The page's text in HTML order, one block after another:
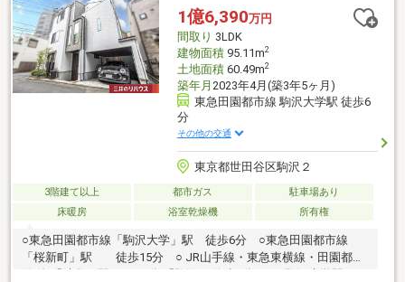
■駐車場あり。■徒歩圏内にスーパーやコンビニなどがあり生活利
便性◎【無料】お車送迎サービスを実施しております。
1億6,390万円
間取り 3LDK
建物面積95.11m2
土地面積60.49m2
築年月 2023年4月(築3年5ヶ月)
東急田園都市線 駒沢大学駅 徒歩6
分
その他の交通
東京都世田谷区駒沢２
3階建て以上 都市ガス
駐車場あり
床暖房
浴室乾燥機 所有権
○東急田園都市線「駒沢大学」駅 徒歩6分 ○東急田園都市線
「桜新町」駅 徒歩15分 ○ JR山手線・東急東横線・田園都市
線 他 「渋谷」駅 バス31分 「駒沢」 停歩1分 ○駒沢大学駅まで